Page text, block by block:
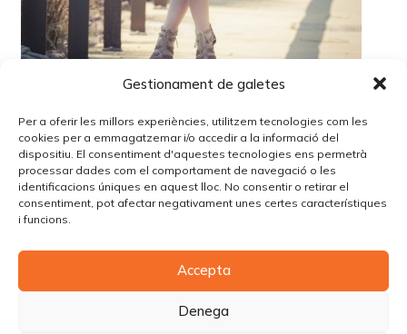
Gestionament de galetes
Per a oferir les millors experiències, utilitzem tecnologies com les
cookies per a emmagatzemar i/o accedir a la informació del
dispositiu. El consentiment d'aquestes tecnologies ens permetrà
processar dades com el comportament de navegació o les
identificacions úniques en aquest lloc. No consentir o retirar el
consentiment, pot afectar negativament unes certes característiques
i funcions.
Accepta
Denega
Lo siento, debes estarconectadopara publicar un
comentario.
© Copyright Piùbella Models Agency
Designed ByCreative Corner Agency
Política de cookies